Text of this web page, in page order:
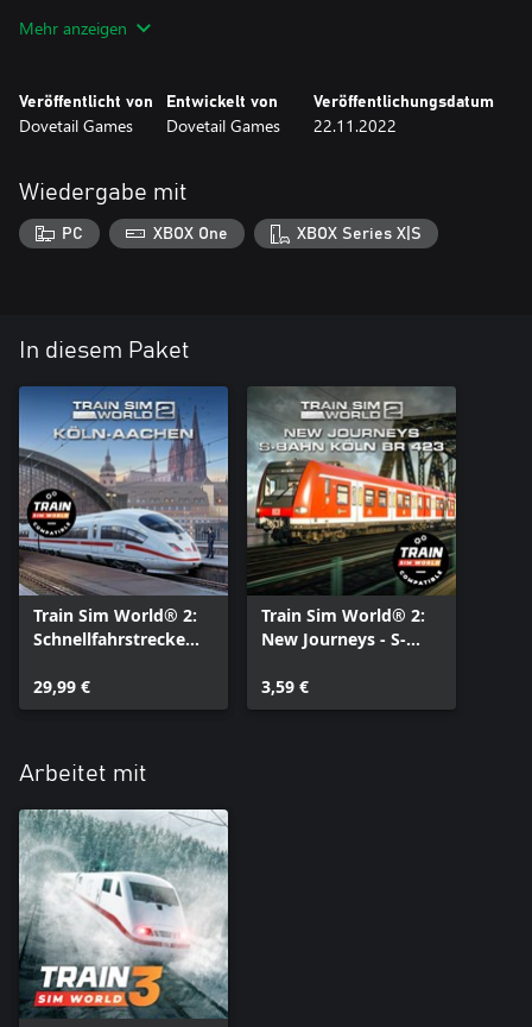
sind und sich sowohl in den Regional- als auch den ICE-Verkehr
Mehr anzeigen
Veröffentlicht von
Dovetail Games
Entwickelt von
Dovetail Games
Veröffentlichungsdatum
22.11.2022
Wiedergabe mit
PC XBOX One XBOX Series X|S
In diesem Paket
Train Sim World® 2:
Schnellfahrstrecke
Sim World® 3
Compatible)
29,99 €
Train Sim World® 2:
New Journeys - S-
(Train Sim World® 3
Compatible)
3,59 €
Arbeitet mit